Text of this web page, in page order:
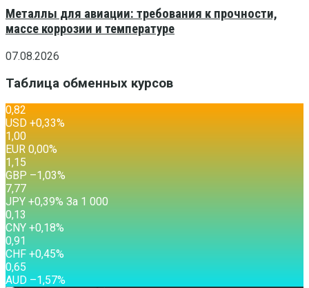
Металлы для авиации: требования к прочности,
массе коррозии и температуре
07.08.2026
Таблица обменных курсов
0,82
USD +0,33%
1,00
EUR 0,00%
1,15
GBP –1,03%
7,77
JPY +0,39% За 1 000
0,13
CNY +0,18%
0,91
CHF +0,45%
0,65
AUD –1,57%